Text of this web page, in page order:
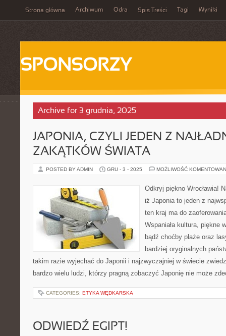
Strona główna Archiwum Odra Spis Treści Tagi Wyniki
SPONSORZY
Archive for 3 grudnia, 2025
JAPONIA, CZYLI JEDEN Z
ZAKĄTKÓW ŚWIATA
POSTED BY ADMIN GRU - 3 - 2025 MOŻLIWOŚĆ
Odkryj piękno Wrocławia!
iż Japonia to jeden z
ten kraj ma do
Wspaniała kultura, piękne
bądź choćby plaże oraz
bardziej oryginalnych
takim razie wyjechać do Japonii i najzwyczajniej w świecie
bardzo wielu ludzi, którzy pragną zobaczyć Japonię nie może
CATEGORIES: ETYKA WĘDKARSKA
ODWIEDŹ EGIPT!